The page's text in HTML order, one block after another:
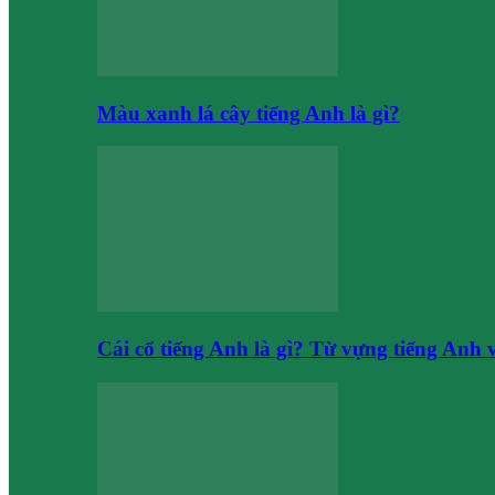
Màu xanh lá cây tiếng Anh là gì?
Cái cổ tiếng Anh là gì? Từ vựng tiếng Anh